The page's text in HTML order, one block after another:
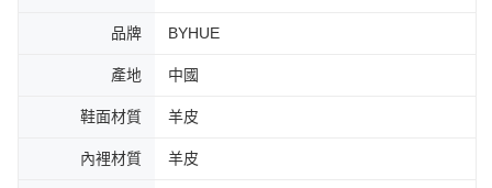
品牌 BYHUE
產地 中國
鞋面材質 羊皮
內裡材質 羊皮